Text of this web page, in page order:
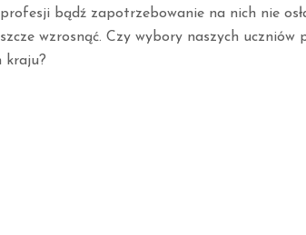
bądź zapotrzebowanie na nich nie
wzrosnąć. Czy wybory naszych uczniów
kraju?